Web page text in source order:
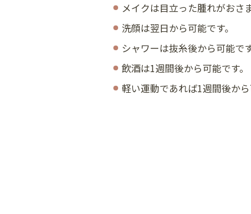
メイクは目立った腫れがおさ
洗顔は翌日から可能です。
シャワーは抜糸後から可能です
飲酒は1週間後から可能です。
軽い運動であれば1週間後から